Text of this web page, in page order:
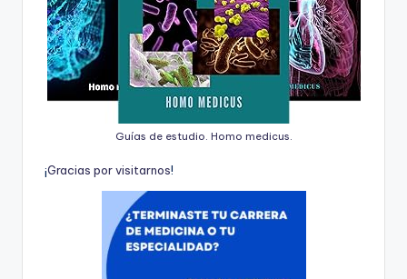
Guías de estudio. Homo medicus.
¡Gracias porvisitarnos!